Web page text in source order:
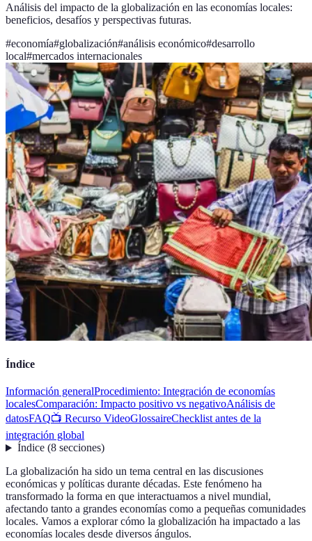
Análisis del impacto de la globalización en las economías locales:
beneficios, desafíos y perspectivas futuras.
#economía#globalización#análisis económico#desarrollo
local#mercados internacionales
Índice
Información generalProcedimiento: Integración de economías
localesComparación: Impacto positivo vs negativoAnálisis de
datosFAQ📺 Recurso VideoGlossaireChecklist antes de la
integración global
Índice(8 secciones)
La globalización ha sido un tema central en las discusiones
económicas y políticas durante décadas. Este fenómeno ha
transformado la forma en que interactuamos a nivel mundial,
afectando tanto a grandes economías como a pequeñas comunidades
locales. Vamos a explorar cómo la globalización ha impactado a las
economías locales desde diversos ángulos.